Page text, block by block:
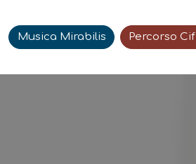
Musica Mirabilis Percorso